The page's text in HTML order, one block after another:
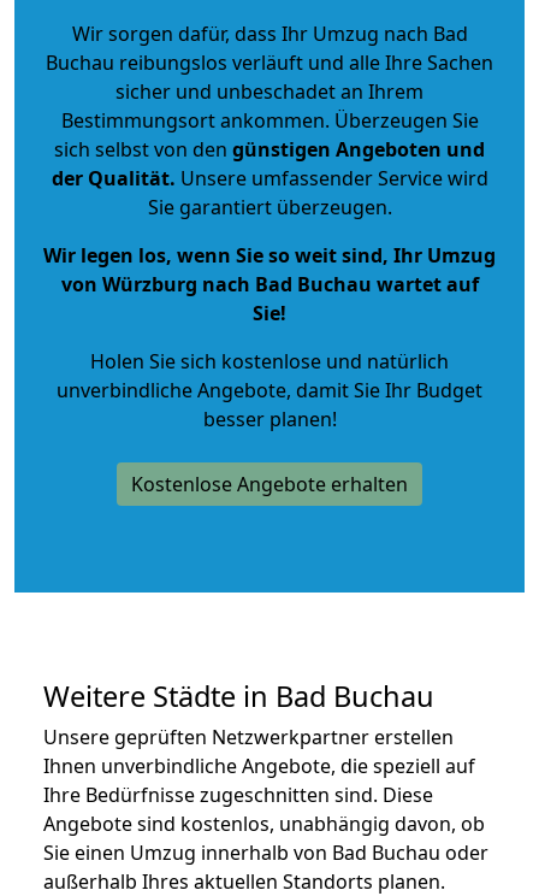
Wir sorgen dafür, dass Ihr Umzug nach Bad
Buchau reibungslos verläuft und alle Ihre Sachen
sicher und unbeschadet an Ihrem
Bestimmungsort ankommen. Überzeugen Sie
sich selbst von den günstigen Angeboten und
der Qualität. Unsere umfassender Service wird
Sie garantiert überzeugen.
Wir legen los, wenn Sie so weit sind, Ihr Umzug
von Würzburg nach Bad Buchau wartet auf
Sie!
Holen Sie sich kostenlose und natürlich
unverbindliche Angebote, damit Sie Ihr Budget
besser planen!
Kostenlose Angebote erhalten
Weitere Städte in Bad Buchau
Unsere geprüften Netzwerkpartner erstellen
Ihnen unverbindliche Angebote, die speziell auf
Ihre Bedürfnisse zugeschnitten sind. Diese
Angebote sind kostenlos, unabhängig davon, ob
Sie einen Umzug innerhalb von Bad Buchau oder
außerhalb Ihres aktuellen Standorts planen.